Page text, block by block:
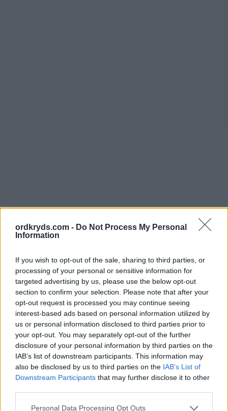
ordkryds.com - Do Not Process My Personal
Information
If you wish to opt-out of the sale, sharing to third parties, or
processing of your personal or sensitive information for
targeted advertising by us, please use the below opt-out
section to confirm your selection. Please note that after your
opt-out request is processed you may continue seeing
interest-based ads based on personal information utilized by
us or personal information disclosed to third parties prior to
your opt-out. You may separately opt-out of the further
disclosure of your personal information by third parties on the
IAB’s list of downstream participants. This information may
also be disclosed by us to third parties on the IAB’s List of
Downstream Participants that may further disclose it to other
Personal Data Processing Opt Outs